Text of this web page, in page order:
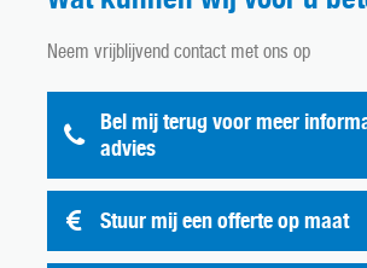
Neem vrijblijvend contact met ons op
Bel mij terug voor meer
advies
Stuur mij een offerte op maat